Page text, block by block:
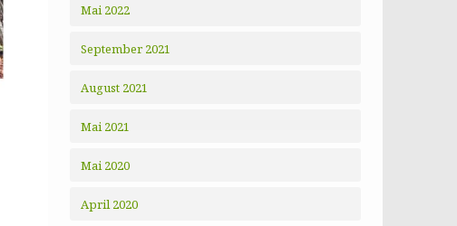
Mai 2022
September 2021
August 2021
Mai 2021
Mai 2020
April 2020